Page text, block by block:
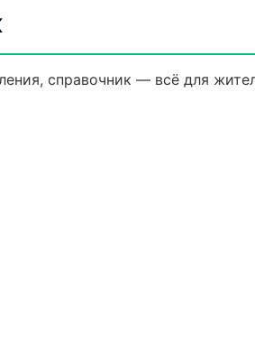
справочник — всё для